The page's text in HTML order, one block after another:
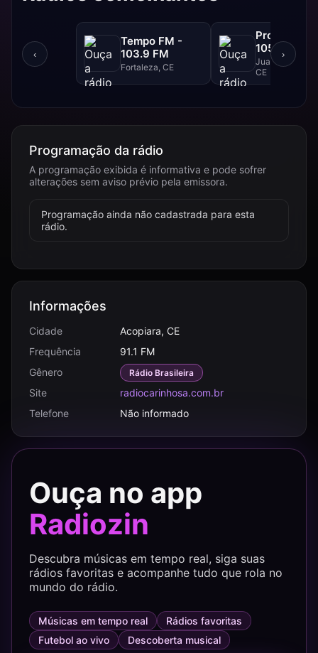
‹
Tempo FM -
103.9 FM
Fortaleza, CE
Progresso
105.1 FM
Juazeiro Do
CE
›
Programação da rádio
A programação exibida é informativa e pode sofrer
alterações sem aviso prévio pela emissora.
Programação ainda não cadastrada para esta
rádio.
Informações
Cidade
Acopiara, CE
Frequência
91.1 FM
Gênero
Rádio Brasileira
Site
radiocarinhosa.com.br
Telefone
Não informado
Ouça no app
Radiozin
Descubra músicas em tempo real, siga suas
rádios favoritas e acompanhe tudo que rola no
mundo do rádio.
Músicas em tempo real
Rádios favoritas
Futebol ao vivo
Descoberta musical